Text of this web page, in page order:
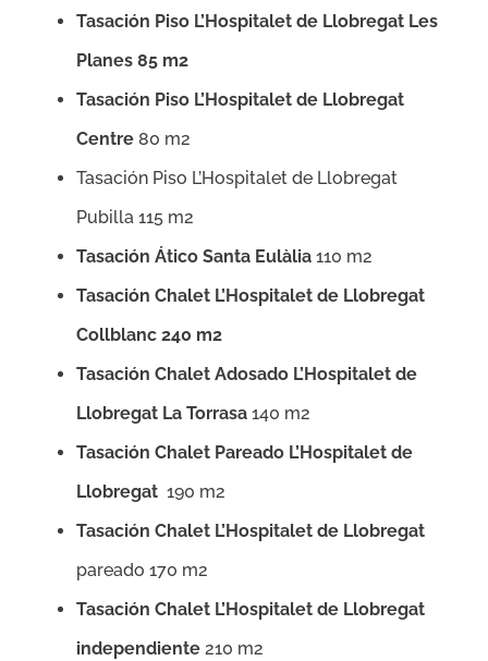
Tasación Piso L’Hospitalet de Llobregat Les
Planes 85 m2
Tasación Piso L’Hospitalet de Llobregat
Centre 80 m2
Tasación Piso L’Hospitalet de Llobregat
Pubilla 115 m2
Tasación Ático Santa Eulàlia 110 m2
Tasación Chalet L’Hospitalet de Llobregat
Collblanc 240 m2
Tasación Chalet Adosado L’Hospitalet de
Llobregat La Torrasa 140 m2
Tasación Chalet Pareado L’Hospitalet de
Llobregat 190 m2
Tasación Chalet L’Hospitalet de Llobregat
pareado 170 m2
Tasación Chalet L’Hospitalet de Llobregat
independiente 210 m2